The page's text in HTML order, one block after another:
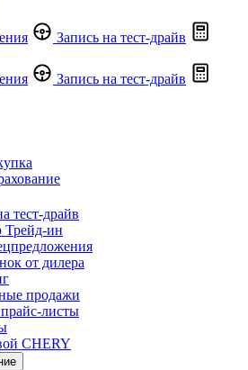
Запись на тест-драйв
Запись на тест-драйв
тест-драйв
Трейд-ин
от дилера
продажи
листы
CHERY